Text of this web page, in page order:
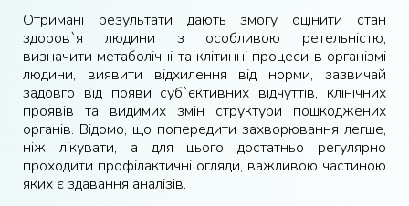
Отримані результати дають змогу оцінити стан
здоров`я людини з особливою ретельністю,
визначити метаболічні та клітинні процеси в організмі
людини, виявити відхилення від норми, зазвичай
задовго від появи суб`єктивних відчуттів, клінічних
проявів та видимих змін структури пошкоджених
органів. Відомо, що попередити захворювання легше,
ніж лікувати, а для цього достатньо регулярно
проходити профілактичні огляди, важливою частиною
яких є здавання аналізів.